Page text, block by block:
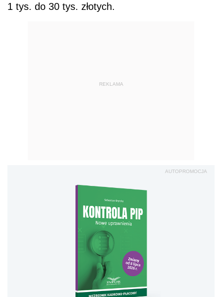
1 tys. do 30 tys. złotych.
REKLAMA
AUTOPROMOCJA